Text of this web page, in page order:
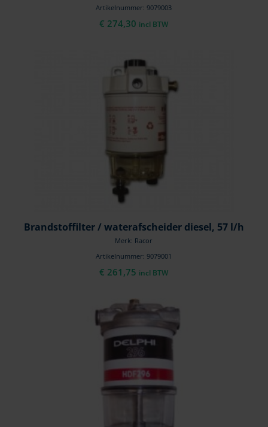
Artikelnummer: 9079003
€ 274,30 incl BTW
Brandstoffilter / waterafscheider diesel, 57 l/h
Merk: Racor
Artikelnummer: 9079001
€ 261,75 incl BTW